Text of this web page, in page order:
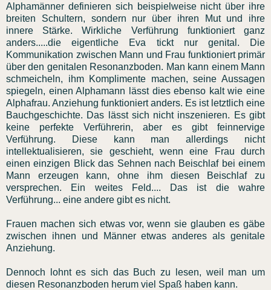
Alphamänner definieren sich beispielweise nicht über ihre
breiten Schultern, sondern nur über ihren Mut und ihre
innere Stärke. Wirkliche Verführung funktioniert ganz
anders.....die eigentliche Eva tickt nur genital. Die
Kommunikation zwischen Mann und Frau funktioniert primär
über den genitalen Resonanzboden. Man kann einem Mann
schmeicheln, ihm Komplimente machen, seine Aussagen
spiegeln, einen Alphamann lässt dies ebenso kalt wie eine
Alphafrau. Anziehung funktioniert anders. Es ist letztlich eine
Bauchgeschichte. Das lässt sich nicht inszenieren. Es gibt
keine perfekte Verführerin, aber es gibt feinnervige
Verführung. Diese kann man allerdings nicht
intellektualisieren, sie geschieht, wenn eine Frau durch
einen einzigen Blick das Sehnen nach Beischlaf bei einem
Mann erzeugen kann, ohne ihm diesen Beischlaf zu
versprechen. Ein weites Feld.... Das ist die wahre
Verführung... eine andere gibt es nicht.
Frauen machen sich etwas vor, wenn sie glauben es gäbe
zwischen ihnen und Männer etwas anderes als genitale
Anziehung.
Dennoch lohnt es sich das Buch zu lesen, weil man um
diesen Resonanzboden herum viel Spaß haben kann.